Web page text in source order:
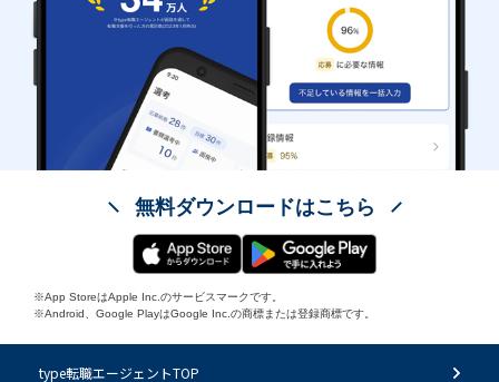
無料ダウンロードはこちら
※App StoreはApple Inc.のサービスマークです。
※Android、Google PlayはGoogle Inc.の商標または登録商標です。
type転職エージェントTOP